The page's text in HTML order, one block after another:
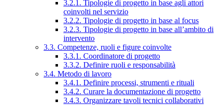
3.2.1. Tipologie di progetto in base agli attori
coinvolti nel servizio
3.2.2. Tipologie di progetto in base al focus
3.2.3. Tipologie di progetto in base all’ambito di
intervento
3.3. Competenze, ruoli e figure coinvolte
3.3.1. Coordinatore di progetto
3.3.2. Definire ruoli e responsabilità
3.4. Metodo di lavoro
3.4.1. Definire processi, strumenti e rituali
3.4.2. Curare la documentazione di progetto
3.4.3. Organizzare tavoli tecnici collaborativi